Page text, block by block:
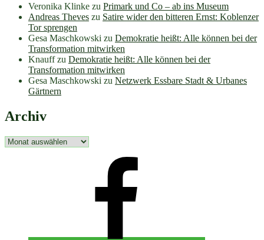
Veronika Klinke zu Primark und Co – ab ins Museum
Andreas Theves zu Satire wider den bitteren Ernst: Koblenzer
Tor sprengen
Gesa Maschkowski zu Demokratie heißt: Alle können bei der
Transformation mitwirken
Knauffzu Demokratie heißt: Alle können bei der
Transformation mitwirken
Gesa Maschkowski zu Netzwerk Essbare Stadt & Urbanes
Gärtnern
Archiv
Archiv